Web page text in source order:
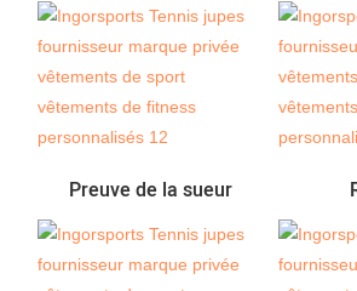
Preuve de la sueur